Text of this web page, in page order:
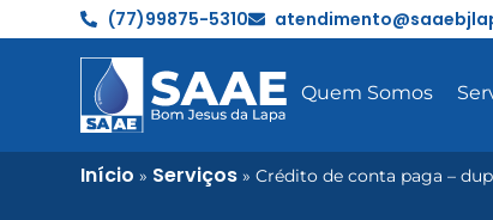
(77)99875-5310
Quem Somos
Início » Serviços »Crédito de conta paga –